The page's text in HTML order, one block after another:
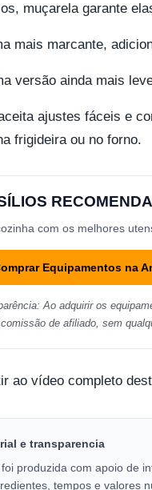
muçarela garante
mais marcante,
versão ainda mais
ajustes fáceis e
frigideira ou no forno.
com os melhores
Equipamentos na
Ao adquirir os
de afiliado, sem
ao vídeo completo
e transparencia
foi produzida com apoio de
tempos e valores